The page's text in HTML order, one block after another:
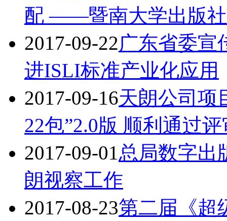
配 ——暨南大学出版
2017-09-22广东省委宣
进ISLI标准产业化应用
2017-09-16天朗公司项
22包”2.0版 顺利通过
2017-09-01 总局数字出
朗视察工作
2017-08-23第二届《超